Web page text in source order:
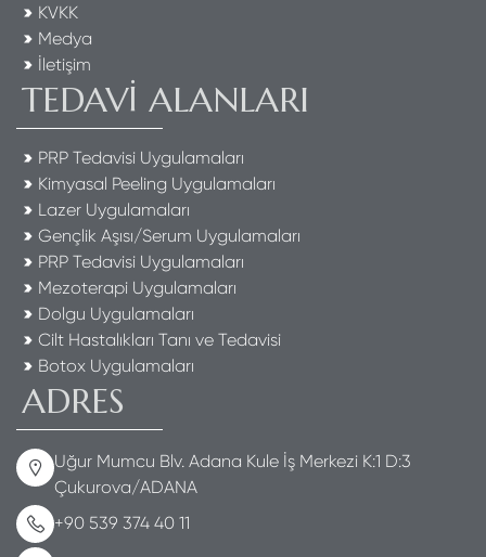
KVKK
Medya
İletişim
TEDAVİ ALANLARI
PRP Tedavisi Uygulamaları
Kimyasal Peeling Uygulamaları
Lazer Uygulamaları
Gençlik Aşısı/Serum Uygulamaları
PRP Tedavisi Uygulamaları
Mezoterapi Uygulamaları
Dolgu Uygulamaları
Cilt Hastalıkları Tanı ve Tedavisi
Botox Uygulamaları
ADRES
Uğur Mumcu Blv. Adana Kule İş Merkezi K:1 D:3
Çukurova/ADANA
+90 539 374 40 11